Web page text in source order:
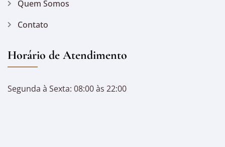
Quem Somos
Contato
Horário de Atendimento
Segunda à Sexta: 08:00 às 22:00